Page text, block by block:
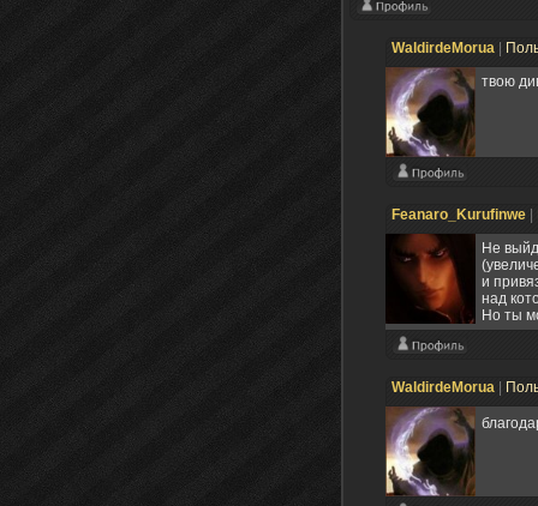
WaldirdeMorua
твою
Feanaro_Kurufinwe
Не
и
над
Но ты
WaldirdeMorua